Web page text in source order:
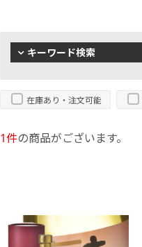
キーワード検索
在庫あり・注文可能
1件の商品がございます。